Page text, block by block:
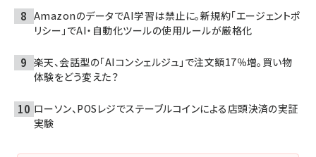
AmazonのデータでAI学習は禁止に。新規約「エージェントポ
リシー」でAI・自動化ツールの使用ルールが厳格化
楽天、会話型の「AIコンシェルジュ」で注文額17％増。買い物
体験をどう変えた？
ローソン、POSレジでステーブルコインによる店頭決済の実証
実験